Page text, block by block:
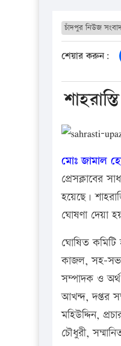
চাঁদপুর নিউজ
শেয়ার করুন:
মোঃ জামাল
প্রেসক্লাবের
হয়েছে।
ঘোষণা দেয়া
ঘোষিত
কাজল, সহ-
সম্পাদক ও
আখন্দ, দপ্তর
মহিউদ্দিন,
চৌধুরী,